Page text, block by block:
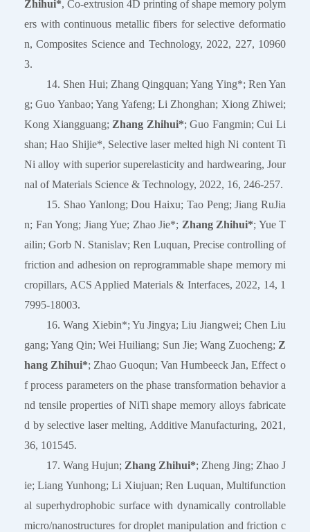
Zhihui*, Co-extrusion 4D printing of shape memory polym
ers with continuous metallic fibers for selective deformatio
n, Composites Science and Technology, 2022, 227, 10960
3.
14. Shen Hui; Zhang Qingquan; Yang Ying*; Ren Yan
g; Guo Yanbao; Yang Yafeng; Li Zhonghan; Xiong Zhiwei;
Kong Xiangguang; Zhang Zhihui*; Guo Fangmin; Cui Li
shan; Hao Shijie*, Selective laser melted high Ni content Ti
Ni alloy with superior superelasticity and hardwearing, Jour
nal of Materials Science & Technology, 2022, 16, 246-257.
15. Shao Yanlong; Dou Haixu; Tao Peng; Jiang RuJia
n; Fan Yong; Jiang Yue; Zhao Jie*; Zhang Zhihui*; Yue T
ailin; Gorb N. Stanislav; Ren Luquan, Precise controlling of
friction and adhesion on reprogrammable shape memory mi
cropillars, ACS Applied Materials & Interfaces, 2022, 14, 1
7995-18003.
16. Wang Xiebin*; Yu Jingya; Liu Jiangwei; Chen Liu
gang; Yang Qin; Wei Huiliang; Sun Jie; Wang Zuocheng; Z
hang Zhihui*; Zhao Guoqun; Van Humbeeck Jan, Effect o
f process parameters on the phase transformation behavior a
nd tensile properties of NiTi shape memory alloys fabricate
d by selective laser melting, Additive Manufacturing, 2021,
36, 101545.
17. Wang Hujun; Zhang Zhihui*; Zheng Jing; Zhao J
ie; Liang Yunhong; Li Xiujuan; Ren Luquan, Multifunction
al superhydrophobic surface with dynamically controllable
micro/nanostructures for droplet manipulation and friction c